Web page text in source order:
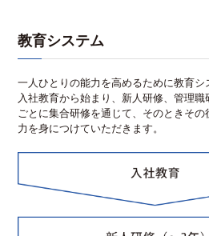
教育システム
一人ひとりの能力を高めるために教育シ
入社教育から始まり、新人研修、管理
ごとに集合研修を通じて、そのときそ
力を身につけていただきます。